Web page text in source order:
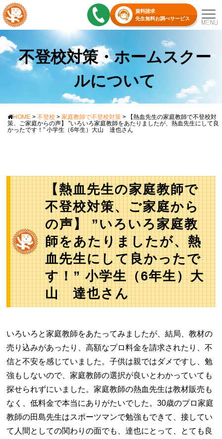
資料請求
先生無料お調べサービス
不登校対策・ホームスクー
ルについて
HOME > 不登校 > 家庭教師で不登校対策 >
【熱血先生の家庭教師で不登校対
策、ご家庭からの声】 ”いろいろ家庭教師をあたりましたが、熱血先生にして良
かったです！” 小学生（6年生）大山 達也さん
【熱血先生の家庭教師で
不登校対策、ご家庭から
の声】 ”いろいろ家庭教
師をあたりましたが、熱
血先生にして良かったで
す！” 小学生（6年生）大
山 達也さん
いろいろと家庭教師をあたってみましたが、結局、教材の
売り込みがあったり、高額なプロ料金を請求されたり、不
信と不安を感じていました。子供は親ではダメですし、勉
強もしないので、家庭教師の選択が良いとわかっていても
探せられずにいました。家庭教師の熱血先生は教材販売も
なく、低料金で本当にありがたいでした。30歳のプロ家庭
教師の田島先生はスポーツマンで勉強もできて、接してい
て人間としての関わりの面でも、達也にとって、とても良